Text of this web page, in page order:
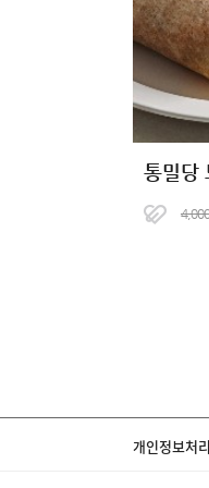
통밀당
개인정보처